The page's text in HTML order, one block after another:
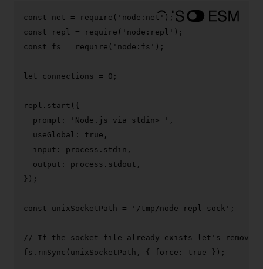
const net = require ( 'node:net'
const repl = require ( 'node:repl'
const fs = require ( 'node:fs' );
let connections = 0 ;
repl. start ({
prompt : 'Node.js via stdin> ' ,
useGlobal : true ,
input : process. stdin ,
output : process. stdout ,
});
const unixSocketPath = '/tmp/node-repl-sock' ;
// If the socket file already exists let's remove
fs. rmSync (unixSocketPath, { force : true });